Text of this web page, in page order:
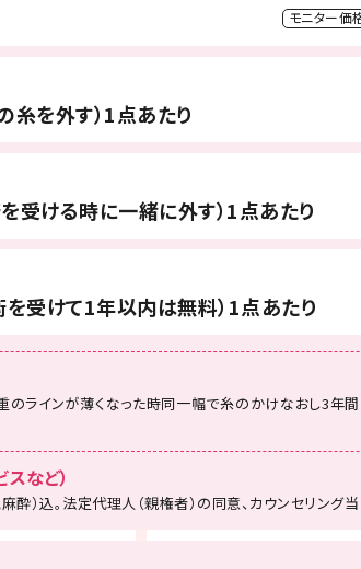
モニター価
糸を外す）1点あたり
受ける時に一緒に外す）1点あたり
を受けて1年以内は無料）1点あたり
ラインが薄くなった時同一幅で糸のかけなおし3年
など）
酔）込。法定代理人（親権者）の同意、カウンセリング